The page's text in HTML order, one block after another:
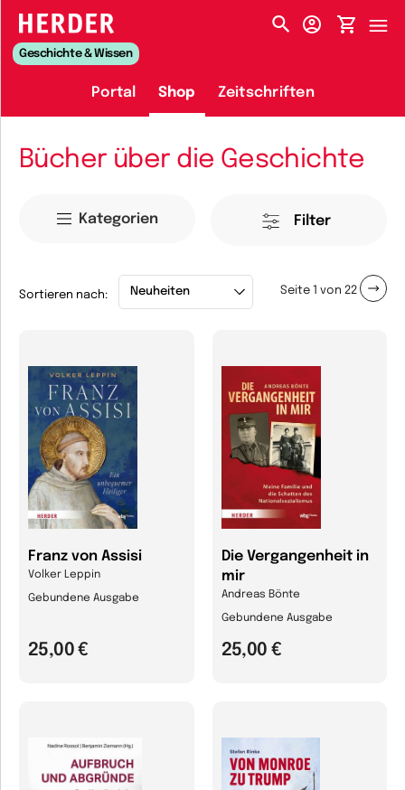
HERDER-MENÜ
Geschichte & Wissen
Portal Shop Zeitschriften
Bücher über die Geschichte
Kategorien Filter
Sortieren nach: Seite von 22
Franz von Assisi
Volker Leppin
Gebundene Ausgabe
25,00 €
Die Vergangenheit in
mir
Andreas Bönte
Gebundene Ausgabe
25,00 €